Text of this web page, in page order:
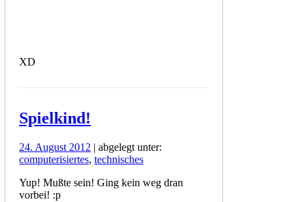
XD
Spielkind!
24. August 2012 | abgelegt unter:
computerisiertes, technisches
Yup! Mußte sein! Ging kein weg dran
vorbei! :p